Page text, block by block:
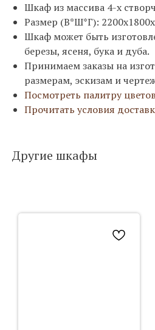
Шкаф из массива 4-х
Размер (В*Ш*Г):
Шкаф может быть
березы, ясеня, бука и дуба.
Принимаем заказы на
размерам, эскизам и
Посмотреть палитру
Прочитать условия
Другие шкафы